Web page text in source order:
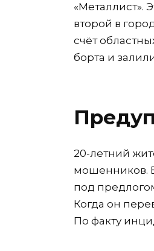
«Металлист».
второй в
счёт
борта и
20-летний
мошенников.
под
Когда он
По факту